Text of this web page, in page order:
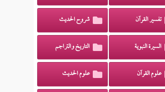
تفسير القرآن شروح الحديث
السيرة النبوية التاريخ والتراجم
علوم القرآن علوم الحديث